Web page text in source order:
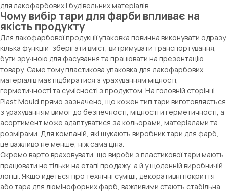
для лакофарбових і будівельних матеріалів.
Чому вибір тари для фарби впливає на
якість продукту
Для лакофарбової продукції упаковка повинна виконувати одразу
кілька функцій: зберігати вміст, витримувати транспортування,
бути зручною для фасування та працювати на презентацію
товару. Саме тому пластикова упаковка для лакофарбових
матеріалів має підбиратися з урахуванням міцності,
герметичності та сумісності з продуктом. На головній сторінці
Plast Mould прямо зазначено, що кожен тип тари виготовляється
з урахуванням вимог до безпечності, міцності й герметичності, а
асортимент може адаптуватися за кольорами, матеріалами та
розмірами. Для компаній, які шукають виробник тари для фарб,
це важливо не менше, ніж сама ціна.
Окремо варто враховувати, що вироби з пластикової тари мають
працювати не тільки на етапі продажу, а й у щоденній виробничій
логіці. Якщо йдеться про технічні суміші, декоративні покриття
або тара для люмінофорних фарб, важливими стають стабільна